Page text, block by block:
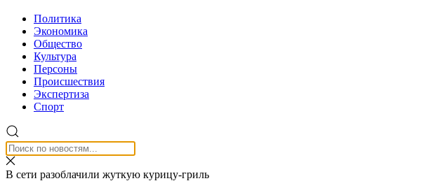
Политика
Экономика
Общество
Культура
Персоны
Происшествия
Экспертиза
Спорт
В сети разоблачили жуткую курицу-гриль